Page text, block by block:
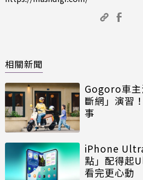
相關新聞
Gogoro車主
斷網」演習
事
iPhone
點」配得起
看完更心動